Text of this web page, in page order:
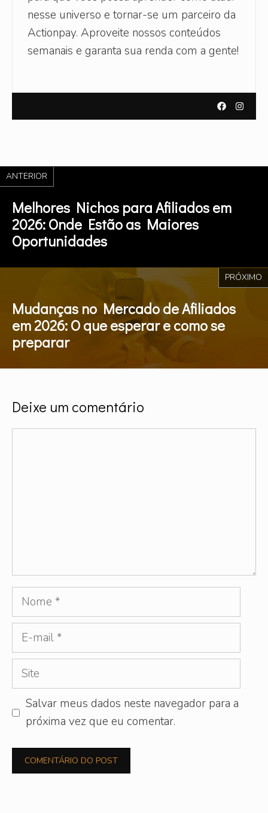
nesse universo e tornar-se um parceiro da
Actionpay. Aproveite nossos conteúdos
semanais e garanta sua renda com a gente!
ANTERIOR
Melhores Nichos para Afiliados em
2026: Onde Estão as Maiores
Oportunidades
PRÓXIMO
Mudanças no Mercado de Afiliados
em 2026: O que esperar e como se
preparar
Deixe um comentário
Nome
E-
mail
Site
Salvar meus dados neste navegador para a
próxima vez que eu comentar.